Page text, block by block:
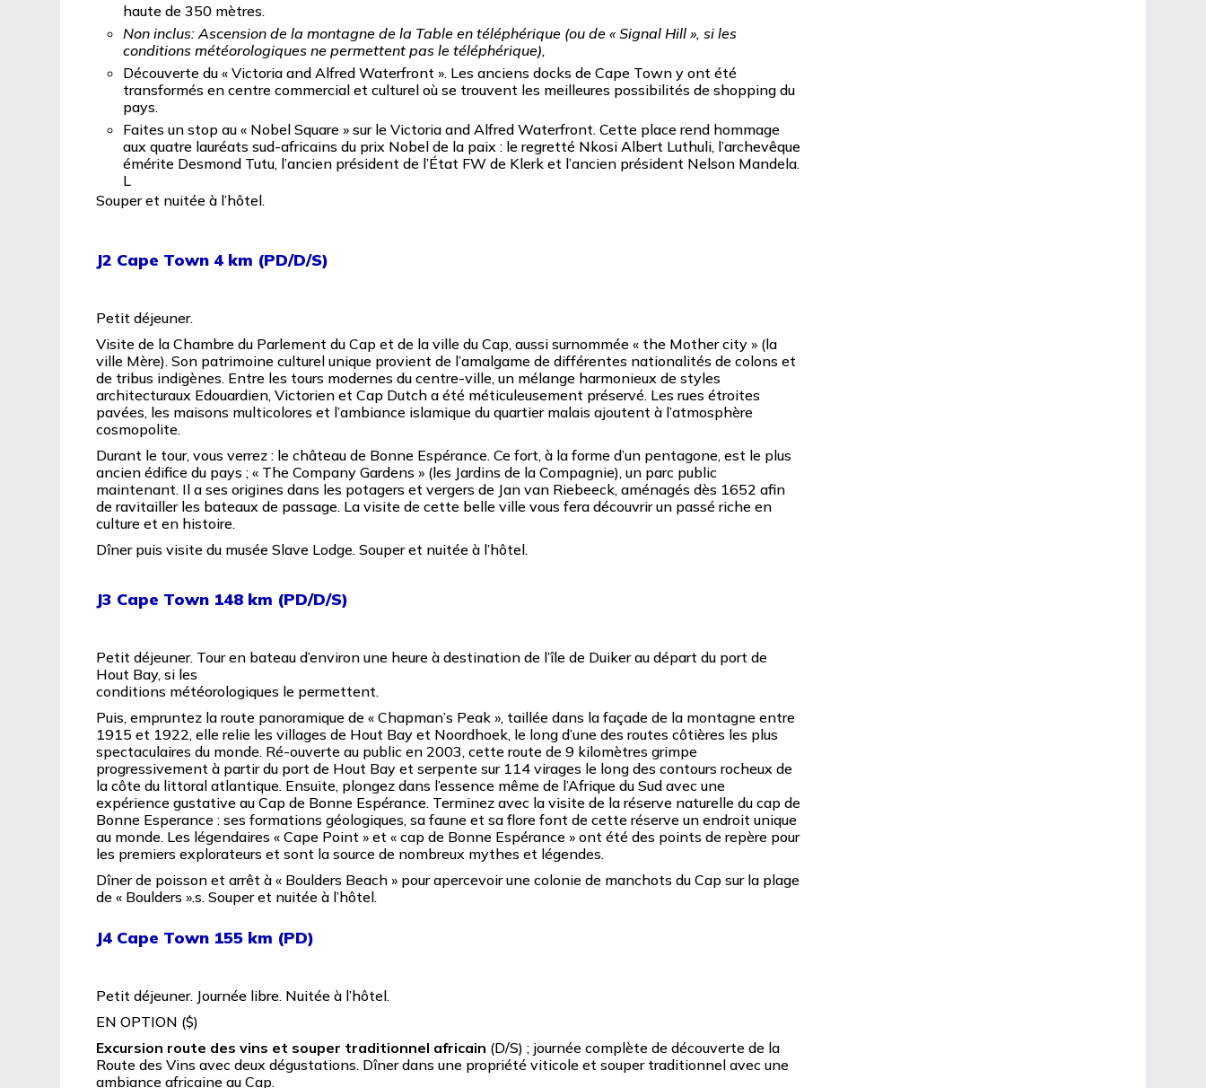
haute de 350 mètres.
Non inclus: Ascension de la montagne de la Table en téléphérique (ou de « Signal Hill », si les
conditions météorologiques ne permettent pas le téléphérique),
Découverte du « Victoria and Alfred Waterfront ». Les anciens docks de Cape Town y ont été
transformés en centre commercial et culturel où se trouvent les meilleures possibilités de shopping du
pays.
Faites un stop au « Nobel Square » sur le Victoria and Alfred Waterfront. Cette place rend hommage
aux quatre lauréats sud-africains du prix Nobel de la paix : le regretté Nkosi Albert Luthuli, l’archevêque
émérite Desmond Tutu, l’ancien président de l’État FW de Klerk et l’ancien président Nelson Mandela.
L
Souper et nuitée à l’hôtel.
J2 Cape Town 4 km (PD/D/S)
Petit déjeuner.
Visite de la Chambre du Parlement du Cap et de la ville du Cap, aussi surnommée « the Mother city » (la
ville Mère). Son patrimoine culturel unique provient de l’amalgame de différentes nationalités de colons et
de tribus indigènes. Entre les tours modernes du centre-ville, un mélange harmonieux de styles
architecturaux Edouardien, Victorien et Cap Dutch a été méticuleusement préservé. Les rues étroites
pavées, les maisons multicolores et l’ambiance islamique du quartier malais ajoutent à l’atmosphère
cosmopolite.
Durant le tour, vous verrez : le château de Bonne Espérance. Ce fort, à la forme d’un pentagone, est le plus
ancien édifice du pays ; « The Company Gardens » (les Jardins de la Compagnie), un parc public
maintenant. Il a ses origines dans les potagers et vergers de Jan van Riebeeck, aménagés dès 1652 afin
de ravitailler les bateaux de passage. La visite de cette belle ville vous fera découvrir un passé riche en
culture et en histoire.
Dîner puis visite du musée Slave Lodge. Souper et nuitée à l’hôtel.
J3 Cape Town 148 km (PD/D/S)
Petit déjeuner. Tour en bateau d’environ une heure à destination de l’île de Duiker au départ du port de
Hout Bay, si les
conditions météorologiques le permettent.
Puis, empruntez la route panoramique de « Chapman’s Peak », taillée dans la façade de la montagne entre
1915 et 1922, elle relie les villages de Hout Bay et Noordhoek, le long d’une des routes côtières les plus
spectaculaires du monde. Ré-ouverte au public en 2003, cette route de 9 kilomètres grimpe
progressivement à partir du port de Hout Bay et serpente sur 114 virages le long des contours rocheux de
la côte du littoral atlantique. Ensuite, plongez dans l’essence même de l’Afrique du Sud avec une
expérience gustative au Cap de Bonne Espérance. Terminez avec la visite de la réserve naturelle du cap de
Bonne Esperance : ses formations géologiques, sa faune et sa flore font de cette réserve un endroit unique
au monde. Les légendaires « Cape Point » et « cap de Bonne Espérance » ont été des points de repère pour
les premiers explorateurs et sont la source de nombreux mythes et légendes.
Dîner de poisson et arrêt à « Boulders Beach » pour apercevoir une colonie de manchots du Cap sur la plage
de « Boulders ».s. Souper et nuitée à l’hôtel.
J4 Cape Town 155 km (PD)
Petit déjeuner. Journée libre. Nuitée à l’hôtel.
EN OPTION ($)
Excursion route des vins et souper traditionnel africain (D/S) ; journée complète de découverte de la
Route des Vins avec deux dégustations. Dîner dans une propriété viticole et souper traditionnel avec une
ambiance africaine au Cap.